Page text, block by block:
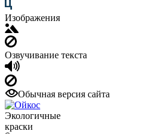
Изображения
Озвучивание текста
Обычная версия сайта
Экологичные
краски